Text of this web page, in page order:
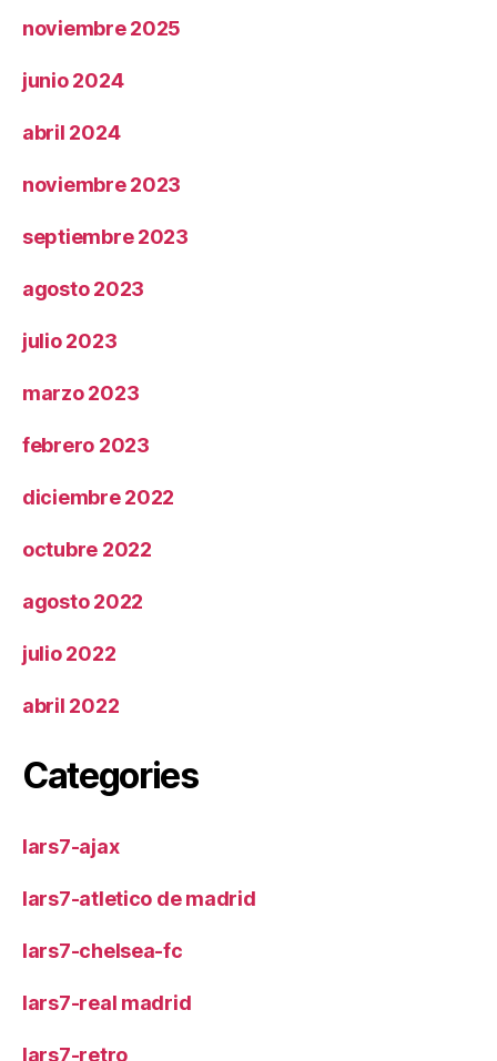
noviembre 2025
junio 2024
abril 2024
noviembre 2023
septiembre 2023
agosto 2023
julio 2023
marzo 2023
febrero 2023
diciembre 2022
octubre 2022
agosto 2022
julio 2022
abril 2022
Categories
lars7-ajax
lars7-atletico de madrid
lars7-chelsea-fc
lars7-real madrid
lars7-retro